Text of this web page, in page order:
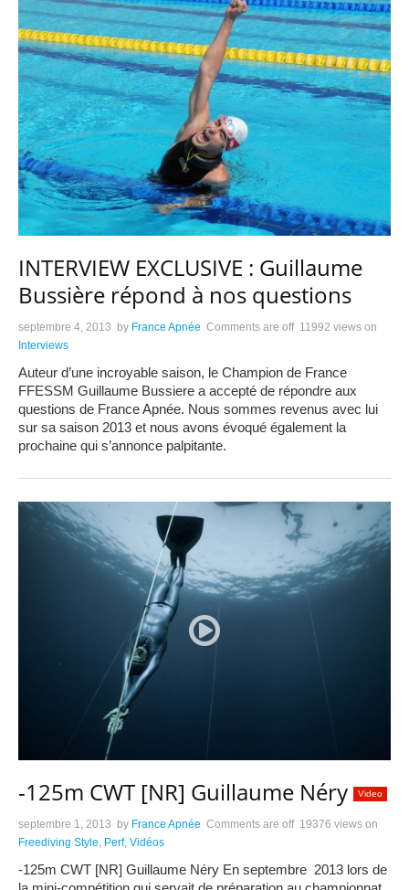
INTERVIEW EXCLUSIVE : Guillaume
Bussière répond à nos questions
septembre 4, 2013 by France Apnée Comments are off 11992 views on
Interviews
Auteur d’une incroyable saison, le Champion de France
FFESSM Guillaume Bussiere a accepté de répondre aux
questions de France Apnée. Nous sommes revenus avec lui
sur sa saison 2013 et nous avons évoqué également la
prochaine qui s’annonce palpitante.
-125m CWT [NR] Guillaume Néry Video
septembre 1, 2013 by France Apnée Comments are off 19376 views on
Freediving Style Perf, Vidéos
-125m CWT [NR] Guillaume Néry En septembre 2013 lors de